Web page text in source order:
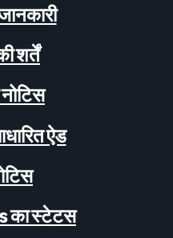
शर्तें
ऐड
का स्टेटस